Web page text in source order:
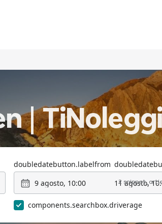
|
doubledatebutton.labelfrom
9 agosto, 10:00
11 agosto,
2
components.searchbox.driverage